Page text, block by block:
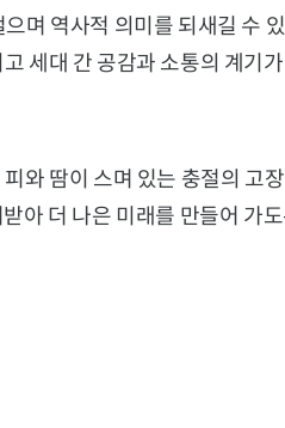
며 역사적 의미를 되새길 수
세대 간 공감과 소통의 계기
와 땀이 스며 있는 충절의 고장
아 더 나은 미래를 만들어 가